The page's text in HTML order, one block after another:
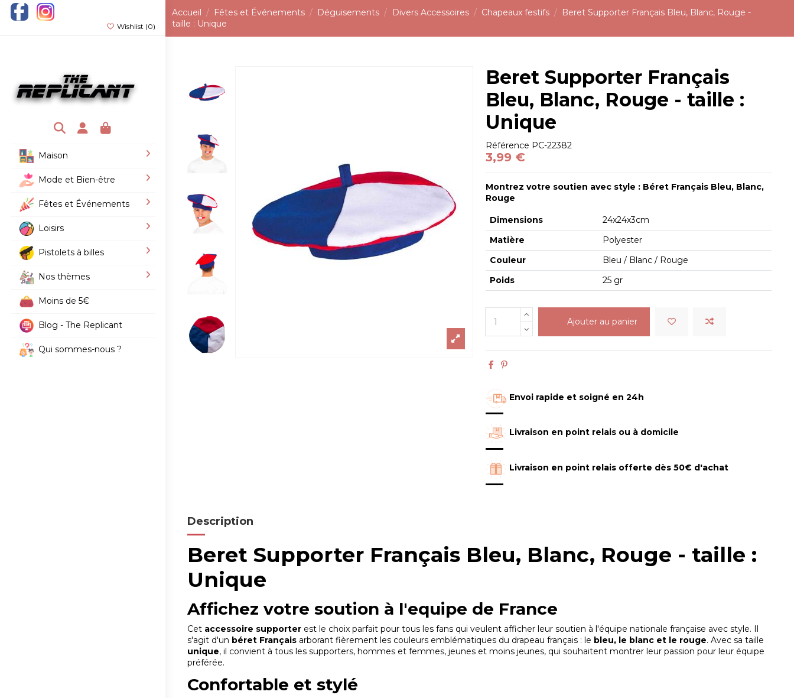
Wishlist (0)
Maison
Mode et Bien-être
Fêtes et Événements
Loisirs
Pistolets à billes
Nos thèmes
Moins de 5€
Blog - The Replicant
Qui sommes-nous ?
Accueil Fêtes et Événements Déguisements Divers Accessoires Chapeaux festifs
Beret Supporter Français Bleu, Blanc, Rouge -
taille : Unique
Beret Supporter Français
Bleu, Blanc, Rouge - taille :
Unique
Référence PC-22382
3,99 €
Montrez votre soutien avec style : Béret Français Bleu, Blanc,
Rouge
Dimensions
24x24x3cm
Matière
Polyester
Couleur
Bleu / Blanc / Rouge
Poids
25 gr
Ajouter au panier
Envoi rapide et soigné en 24h
Livraison en point relais ou à domicile
Livraison en point relais offerte dès 50€ d'achat
Description
Beret Supporter Français Bleu, Blanc, Rouge - taille :
Unique
Affichez votre soution à l'equipe de France
Cet accessoire supporter est le choix parfait pour tous les fans qui veulent afficher leur soutien à l'équipe nationale française avec style. Il
s'agit d'un béret Français arborant fièrement les couleurs emblématiques du drapeau français : le bleu, le blanc et le rouge. Avec sa taille
unique, il convient à tous les supporters, hommes et femmes, jeunes et moins jeunes, qui souhaitent montrer leur passion pour leur équipe
préférée.
Confortable et stylé